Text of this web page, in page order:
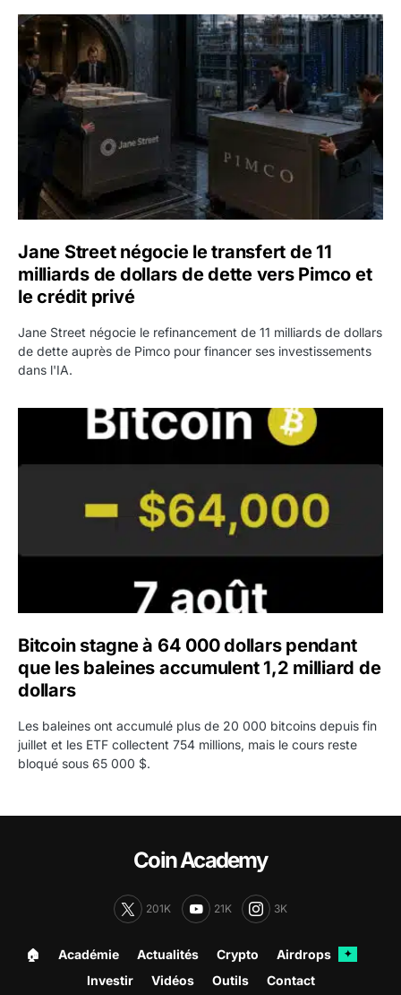
Jane Street négocie le transfert de 11 milliards de
Jane Street négocie le transfert de 11
milliards de dollars de dette vers Pimco et
le crédit privé
Jane Street négocie le refinancement de 11 milliards de dollars
de dette auprès de Pimco pour financer ses investissements
dans l'IA.
Bitcoin stagne à 64 000 dollars pendant que les
Bitcoin stagne à 64 000 dollars pendant
que les baleines accumulent 1,2 milliard de
dollars
Les baleines ont accumulé plus de 20 000 bitcoins depuis fin
juillet et les ETF collectent 754 millions, mais le cours reste
bloqué sous 65 000 $.
Coin Academy
201K 21K 3K
🏠︎ Académie Actualités Crypto Airdrops ✦
Investir Vidéos Outils Contact